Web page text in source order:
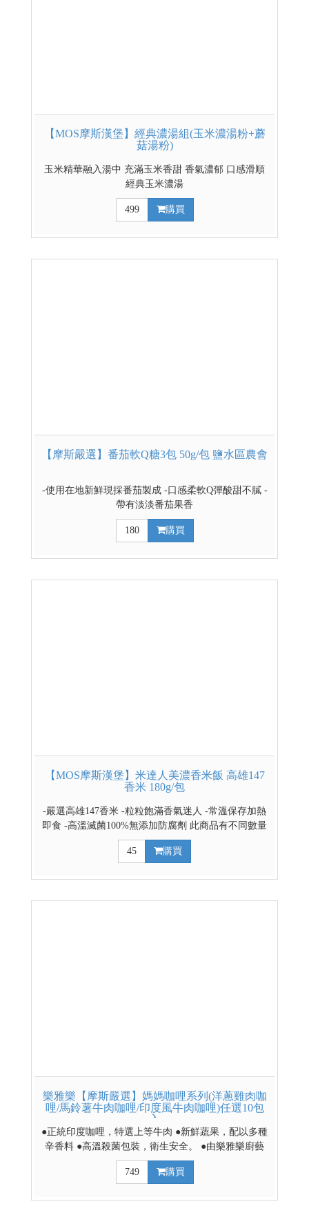
【MOS摩斯漢堡】經典濃湯組(玉米濃湯粉+蘑
菇湯粉)
玉米精華融入湯中 充滿玉米香甜 香氣濃郁 口感滑順
經典玉米濃湯
499 購買
【摩斯嚴選】番茄軟Q糖3包 50g/包 鹽水區農會
-使用在地新鮮現採番茄製成 -口感柔軟Q彈酸甜不膩 -
帶有淡淡番茄果香
180 購買
【MOS摩斯漢堡】米達人美濃香米飯 高雄147
香米 180g/包
-嚴選高雄147香米 -粒粒飽滿香氣迷人 -常溫保存加熱
即食 -高溫滅菌100%無添加防腐劑 此商品有不同數量
組合，買越多包的組合越划算 請點選下拉式選單選擇
組合數量
45 購買
樂雅樂【摩斯嚴選】媽媽咖哩系列(洋蔥雞肉咖
哩/馬鈴薯牛肉咖哩/印度風牛肉咖哩)任選10包
入
●正統印度咖哩，特選上等牛肉 ●新鮮蔬果，配以多種
辛香料 ●高溫殺菌包裝，衛生安全。 ●由樂雅樂廚藝
團隊精心研發
749
購買